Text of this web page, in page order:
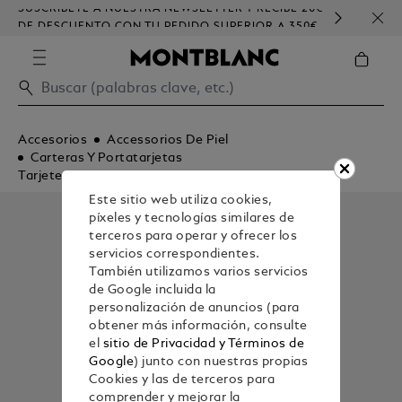
SUSCRÍBETE A NUESTRA NEWSLETTER Y RECIBE 20€
DE DESCUENTO CON TU PEDIDO SUPERIOR A 350€
Accesorios
Accessorios De Piel
Carteras Y Portatarjetas
Tarjeteros
Este sitio web utiliza cookies,
píxeles y tecnologías similares de
terceros para operar y ofrecer los
servicios correspondientes.
También utilizamos varios servicios
de Google incluida la
personalización de anuncios (para
obtener más información, consulte
el sitio de Privacidad y Términos de
Google) junto con nuestras propias
Cookies y las de terceros para
comprender y mejorar la